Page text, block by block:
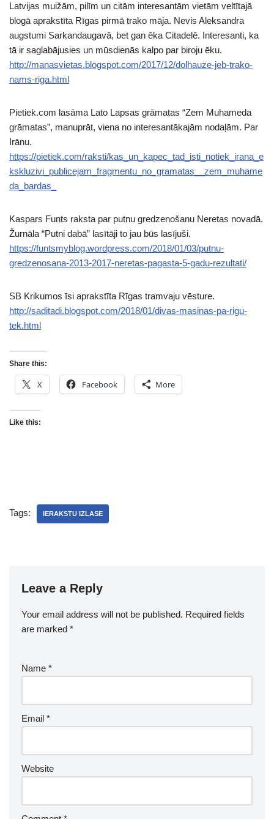
Latvijas muižām, pilīm un citām interesantām vietām veltītajā
blogā aprakstīta Rīgas pirmā trako māja. Nevis Aleksandra
augstumi Sarkandaugavā, bet gan ēka Citadelē. Interesanti, ka
tā ir saglabājusies un mūsdienās kalpo par biroju ēku.
http://manasvietas.blogspot.com/2017/12/dolhauze-jeb-trako-
nams-riga.html
Pietiek.com lasāma Lato Lapsas grāmatas “Zem Muhameda
grāmatas”, manuprāt, viena no interesantākajām nodaļām. Par
Irānu.
https://pietiek.com/raksti/kas_un_kapec_tad_isti_notiek_irana_e
kskluzivi_publicejam_fragmentu_no_gramatas__zem_muhame
da_bardas_
Kaspars Funts raksta par putnu gredzenošanu Neretas novadā.
Žurnāla “Putni dabā” lasītāji to jau būs lasījuši.
https://funtsmyblog.wordpress.com/2018/01/03/putnu-
gredzenosana-2013-2017-neretas-pagasta-5-gadu-rezultati/
SB Krikumos īsi aprakstīta Rīgas tramvaju vēsture.
http://saditadi.blogspot.com/2018/01/divas-masinas-pa-rigu-
tek.html
Share this:
X Facebook More
Like this:
Tags: IERAKSTU IZLASE
Leave a Reply
Your email address will not be published. Required fields
are marked *
Name *
Email *
Website